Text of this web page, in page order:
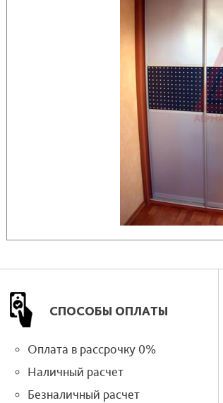
СПОСОБЫ ОПЛАТЫ
Оплата в рассрочку 0%
Наличный расчет
Безналичный расчет